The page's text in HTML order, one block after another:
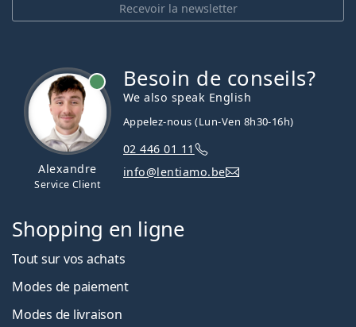
Recevoir la newsletter
Alexandre
Service Client
Besoin de conseils?
We also speak English
Appelez-nous (Lun-Ven 8h30-16h)
02 446 01 11
info@lentiamo.be
Shopping en ligne
Tout sur vos achats
Modes de paiement
Modes de livraison